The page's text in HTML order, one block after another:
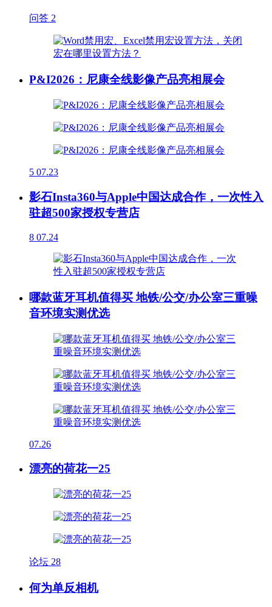
问答 2
P&I2026：尼康全线影像产品亮相展会
5 07.23
影石Insta360与Apple中国达成合作，一次性入
驻超500家授权专营店
8 07.24
哪款蓝牙耳机值得买 地铁/公交/办公室三重噪
音环境实测优选
07.26
漂亮的荷花一25
论坛 28
何为单反相机